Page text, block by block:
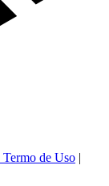
Termo de Uso |